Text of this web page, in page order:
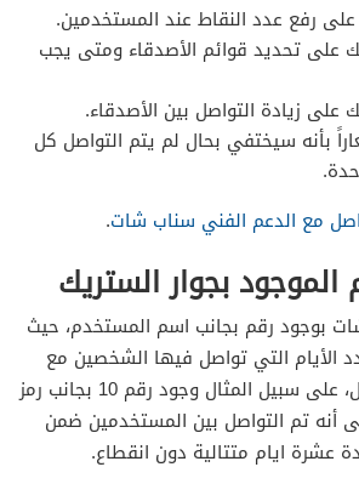
رفع عدد النقاط عند المستخدمين.
على تحديد قوائم الأصدقاء ومتى يجب
على زيادة التواصل بين الأصدقاء.
بأنه سيختفي بحال لم يتم التواصل كل
مع الدعم الفني سناب شات.
بجوار الستريك
بوجود رقم بجانب اسم المستخدم، حيث
الأيام التي تواصل فيها الشخصين مع
بعضهما بشكل متواصل، على سبيل المثال وجود رقم 10 بجانب رمز
أنه تم التواصل بين المستخدمين ضمن
عشرة ايام متتالية دون انقطاع.